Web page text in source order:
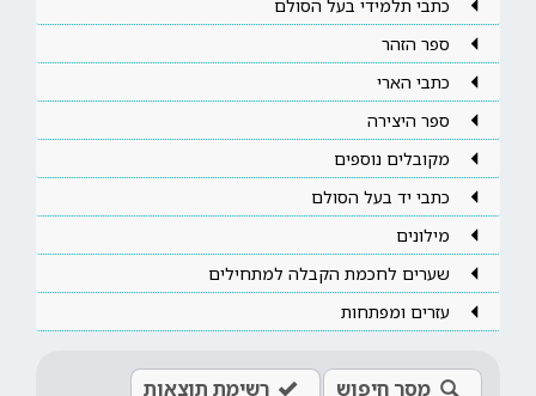
כתבי תלמידי בעל הסולם
ספר הזהר
כתבי הארי
ספר היצירה
מקובלים נוספים
כתבי יד בעל הסולם
מילונים
שערים לחכמת הקבלה למתחילים
עזרים ומפתחות
מסך חיפוש רשימת תוצאות